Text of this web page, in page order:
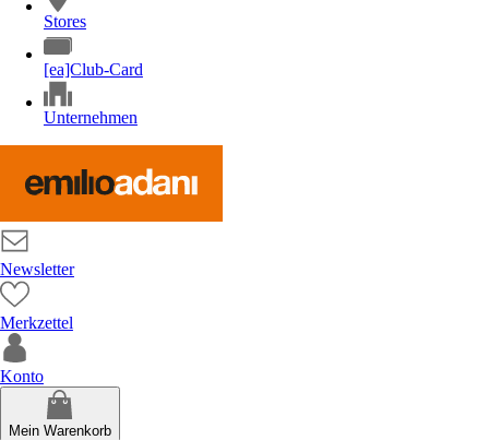
Stores
[ea]Club-Card
Unternehmen
Newsletter
Merkzettel
Konto
Mein Warenkorb